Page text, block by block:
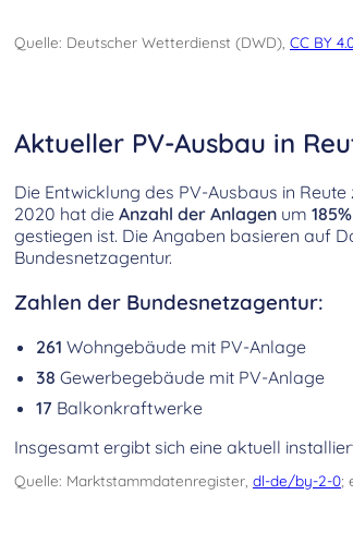
Quelle: Deutscher Wetterdienst (DWD), CC BY
Aktueller PV-Ausbau in
Die Entwicklung des PV-Ausbaus in
2020 hat die Anzahl der Anlagen um 185%
gestiegen ist. Die Angaben basieren auf
Bundesnetzagentur.
Zahlen der Bundesnetzagentur:
261 Wohngebäude mit PV-Anlage
38 Gewerbegebäude mit PV-Anlage
17 Balkonkraftwerke
Insgesamt ergibt sich eine aktuell
Quelle: Marktstammdatenregister, dl-de/by-2-0;